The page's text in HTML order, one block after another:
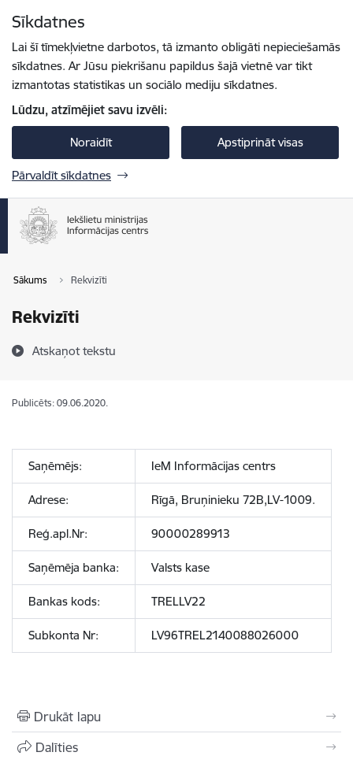
Sīkdatnes
Lai šī tīmekļvietne darbotos, tā izmanto obligāti nepieciešamās
sīkdatnes. Ar Jūsu piekrišanu papildus šajā vietnē var tikt
izmantotas statistikas un sociālo mediju sīkdatnes.
Lūdzu, atzīmējiet savu izvēli:
Noraidīt Apstiprināt visas
Pārvaldīt sīkdatnes
Sākums Rekvizīti
Rekvizīti
Atskaņot tekstu
Publicēts: 09.06.2020.
Saņēmējs: IeM Informācijas centrs
Adrese: Rīgā, Bruņinieku 72B,LV-1009.
Reģ.apl.Nr: 90000289913
Saņēmēja banka: Valsts kase
Bankas kods: TRELLV22
Subkonta Nr: LV96TREL2140088026000
Drukāt lapu
Dalīties